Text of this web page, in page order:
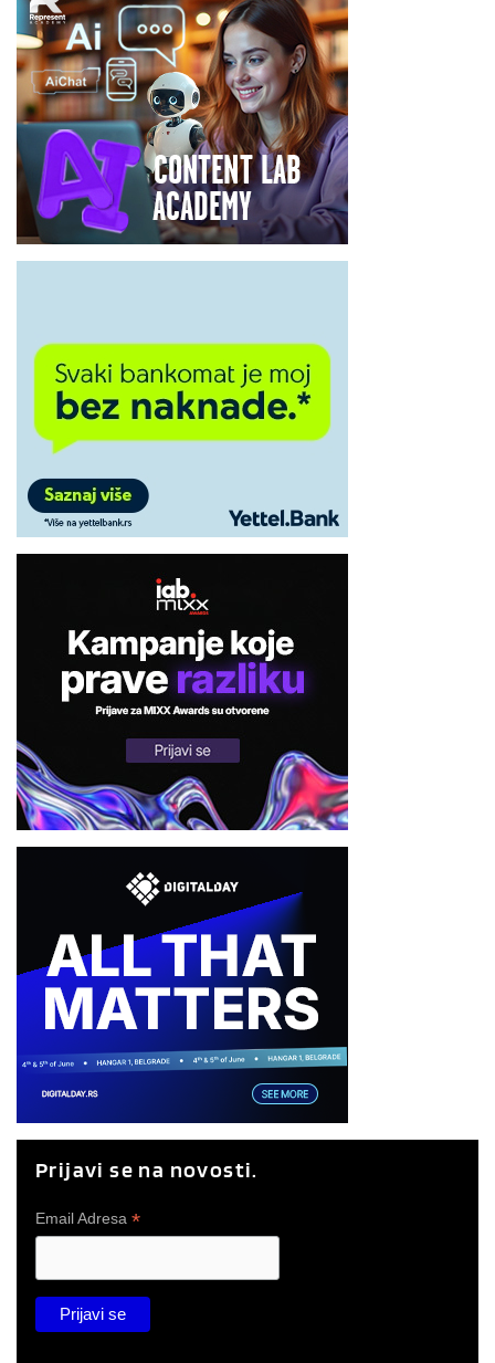
Prijavi se na novosti.
Email Adresa *